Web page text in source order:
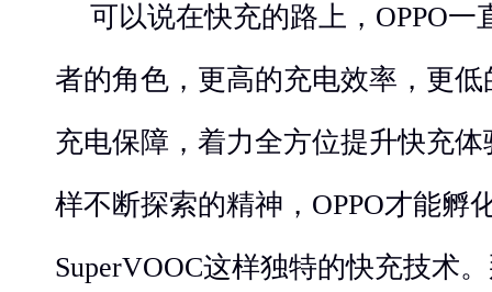
可以说在快充的路上，OPPO
者的角色，更高的充电效率，更
充电保障，着力全方位提升快充
样不断探索的精神，OPPO才能孵
SuperVOOC这样独特的快充技术